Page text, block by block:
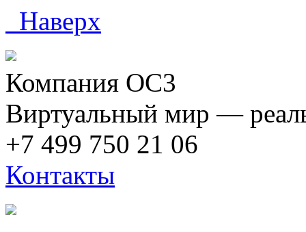
Наверх
Компания ОС3
Виртуальный мир —
+7 499 750 21 06
Контакты